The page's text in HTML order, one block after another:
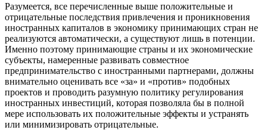
Разумеется, все перечисленные выше положительные и
отрицательные последствия привлечения и проникновения
иностранных капиталов в экономику принимающих стран не
реализуются автоматически, а существуют лишь в потенции.
Именно поэтому принимающие страны и их экономические
субъекты, намеренные развивать совместное
предпринимательство с иностранными партнерами, должны
внимательно оценивать все «за» и «против» подобных
проектов и проводить разумную политику регулирования
иностранных инвестиций, которая позволяла бы в полной
мере использовать их положительные эффекты и устранять
или минимизировать отрицательные.